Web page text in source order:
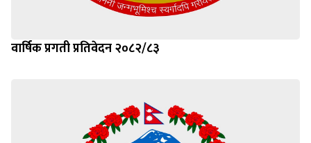
वार्षिक प्रगती प्रतिवेदन २०८२/८३